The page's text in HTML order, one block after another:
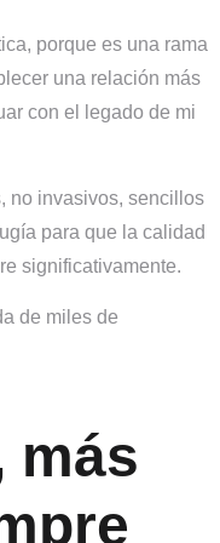
porque es una rama
una relación más
con el legado de mi
no invasivos, sencillos
para que la calidad
significativamente.
de miles de
más